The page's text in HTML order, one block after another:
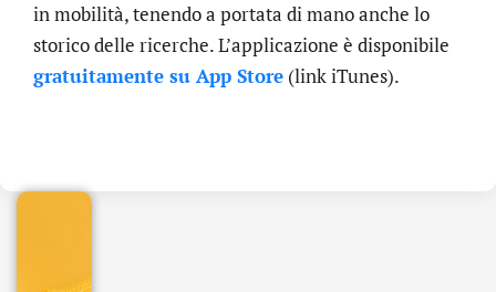
in mobilità, tenendo a portata di mano anche lo
storico delle ricerche. L’applicazione è disponibile
gratuitamente su App Store (link iTunes).
.online